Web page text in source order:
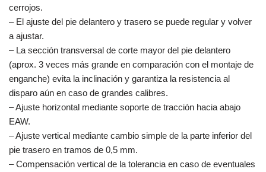
cerrojos.
– El ajuste del pie delantero y trasero se puede regular y volver
a ajustar.
– La sección transversal de corte mayor del pie delantero
(aprox. 3 veces más grande en comparación con el montaje de
enganche) evita la inclinación y garantiza la resistencia al
disparo aún en caso de grandes calibres.
– Ajuste horizontal mediante soporte de tracción hacia abajo
EAW.
– Ajuste vertical mediante cambio simple de la parte inferior del
pie trasero en tramos de 0,5 mm.
– Compensación vertical de la tolerancia en caso de eventuales